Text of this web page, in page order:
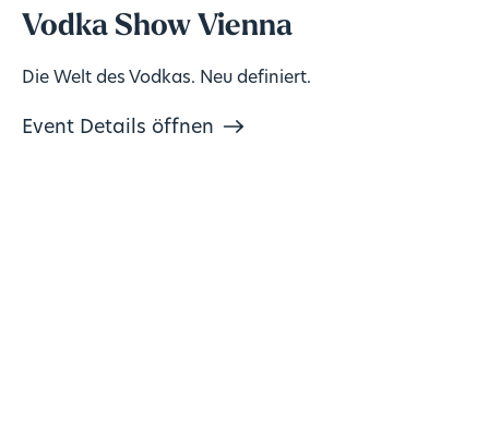
Vodka Show Vienna
Die Welt des Vodkas. Neu definiert.
Event Details öffnen